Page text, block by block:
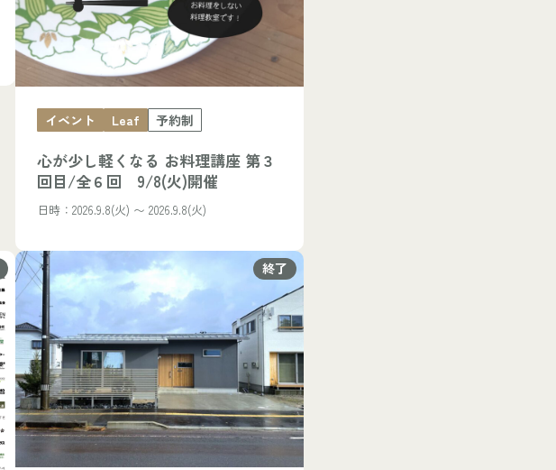
イベント Leaf 予約制
心が少し軽くなる お料理講座 第３
回目/全６回 9/8(火)開催
日時：2026.9.8(火) 〜 2026.9.8(火)
終了